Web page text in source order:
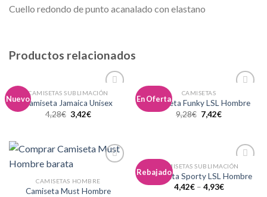
Cuello redondo de punto acanalado con elastano
Productos relacionados
Nuevo
Añadir
a la
CAMISETAS SUBLIMACIÓN
Camiseta Jamaica Unisex
4,28€ 3,42€
En Oferta
a la
CAMISETAS
Camiseta Funky LSL Hombre
9,28€ 7,42€
lista de
CAMISETAS HOMBRE
Camiseta Must Hombre
Rebajado
Añadir
a la
CAMISETAS SUBLIMACIÓN
Camiseta Sporty LSL Hombre
4,42€– 4,93€